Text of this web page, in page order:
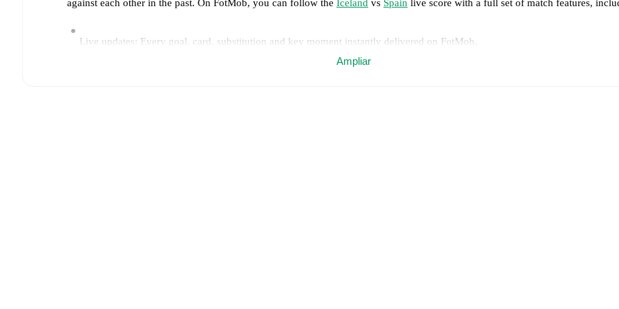
against each other in the past. On FotMob, you can follow the Iceland vs Spain live score with a full set of match features,
Live updates: Every goal, card, substitution and key moment instantly delivered on FotMob.
Ampliar